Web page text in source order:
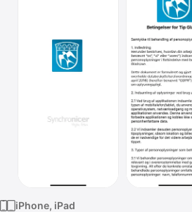
iPhone, iPad